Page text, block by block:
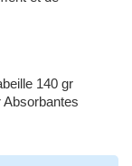
140 gr